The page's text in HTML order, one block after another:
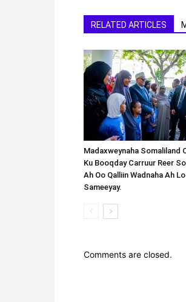
RELATED ARTICLES
Madaxweynaha Somaliland
Ku Booqday Carruur Reer
Ah Oo Qalliin Wadnaha Ah
Sameeyay.
Comments are closed.